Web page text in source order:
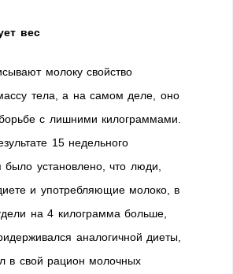
вес
молоку свойство
тела, а на самом деле, оно
с лишними килограммами.
15 недельного
было установлено, что люди,
и употребляющие молоко, в
на 4 килограмма больше,
аналогичной диеты,
в свой рацион молочных